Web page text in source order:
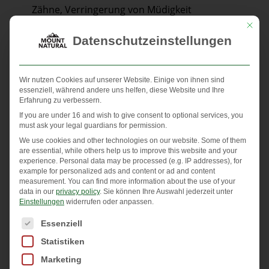
Zähne, Verringerung von Müdigkeit
Hohe Bioverfügbarkeit
der auf pflanzlichen Rohstoffen basierenden
Zitronensäure hergestellt. Studien haben gezeigt,
dass Magnesiumcitrate vom Körper sehr gut
aufgenommen werden.
Herstellung in Deutschland unter
Pharmabedingungen
Aus pflanzlichen Rohstoffen, die ausschließlich in
der in Argentinien angebaut werden, wird in einem
mehrstufigen Produktionsprozess unser
Magnesium-Citrat hergestellt. Es enthält 16 %
Mit
Datenschutzeinstellungen
Wir nutzen Cookies auf unserer Website. Einige von ihnen sind
essenziell, während andere uns helfen, diese Website und Ihre
Erfahrung zu verbessern.
If you are under 16 and wish to give consent to optional services, you
must ask your legal guardians for permission.
We use cookies and other technologies on our website. Some of them
are essential, while others help us to improve this website and your
experience. Personal data may be processed (e.g. IP addresses), for
example for personalized ads and content or ad and content
measurement. You can find more information about the use of your
data in our privacy policy. Sie können Ihre Auswahl jederzeit unter
Einstellungen widerrufen oder anpassen.
Es folgt eine Liste der Service-Gruppen, für die eine
Essenziell
Statistiken
Marketing